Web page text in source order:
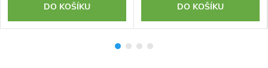
DO KOŠÍKU DO KOŠÍKU